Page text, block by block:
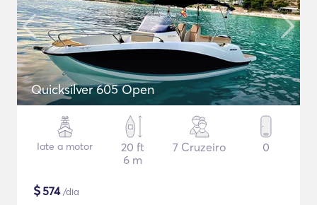
Quicksilver 605 Open
Iate a motor
20 ft
6 m
7 Cruzeiro 0
$574/dia